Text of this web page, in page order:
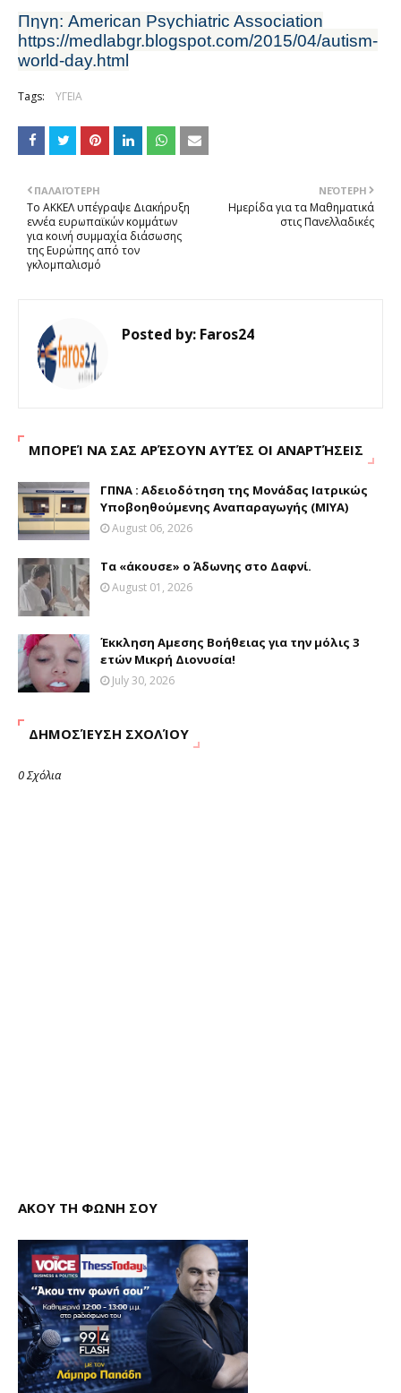
Πηγη: American Psychiatric Association
https://medlabgr.blogspot.com/2015/04/autism-
world-day.html
Tags: ΥΓΕΙΑ
ΝΕΌΤΕΡΗ
Ημερίδα για τα Μαθηματικά
στις Πανελλαδικές
ΠΑΛΑΙΌΤΕΡΗ
Το ΑΚΚΕΛ υπέγραψε Διακήρυξη
εννέα ευρωπαϊκών κομμάτων
για κοινή συμμαχία διάσωσης
της Ευρώπης από τον
γκλομπαλισμό
Posted by: Faros24
ΜΠΟΡΕΊ ΝΑ ΣΑΣ ΑΡΈΣΟΥΝ ΑΥΤΈΣ ΟΙ ΑΝΑΡΤΉΣΕΙΣ
ΓΠΝΑ : Aδειοδότηση της Μονάδας Ιατρικώς
Υποβοηθούμενης Αναπαραγωγής (ΜΙΥΑ)
August 06, 2026
Τα «άκουσε» ο Άδωνης στο Δαφνί.
August 01, 2026
Έκκληση Αμεσης Βοήθειας για την μόλις 3
ετών Μικρή Διονυσία!
July 30, 2026
ΔΗΜΟΣΊΕΥΣΗ ΣΧΟΛΊΟΥ
0 Σχόλια
ΑΚΟΥ ΤΗ ΦΩΝΗ ΣΟΥ